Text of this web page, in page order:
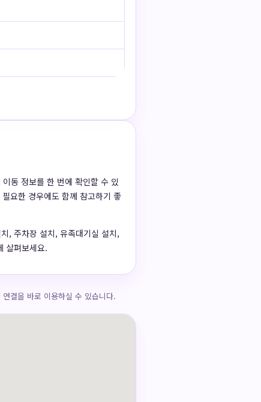
동 정보를 한 번에 확인할 수 있
요한 경우에도 함께 참고하기 좋
, 주차장 설치, 유족대기실 설치,
살펴보세요.
결을 바로 이용하실 수 있습니다.